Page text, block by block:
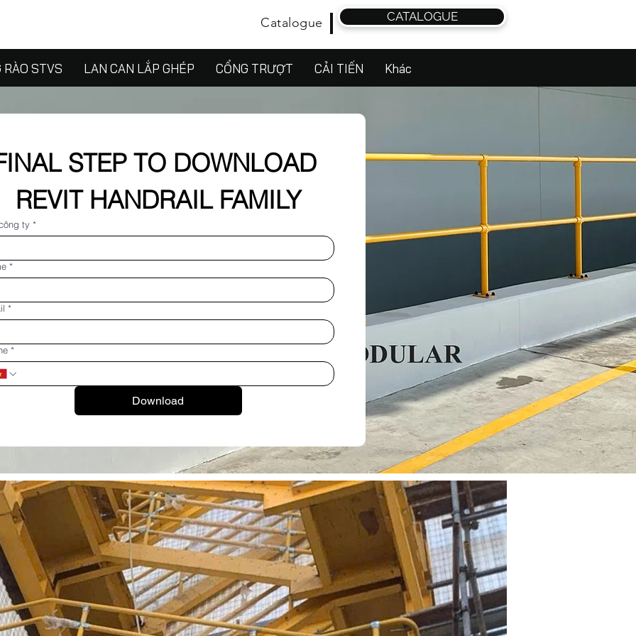
CATALOGUE
Catalogue
RÀO STVS LAN CAN LẮP GHÉP CỔNG TRƯỢT CẢI TIẾN Khác
STEP TO DOWNLOAD
REVIT HANDRAIL FAMILY
ty *
*
*
*
Download